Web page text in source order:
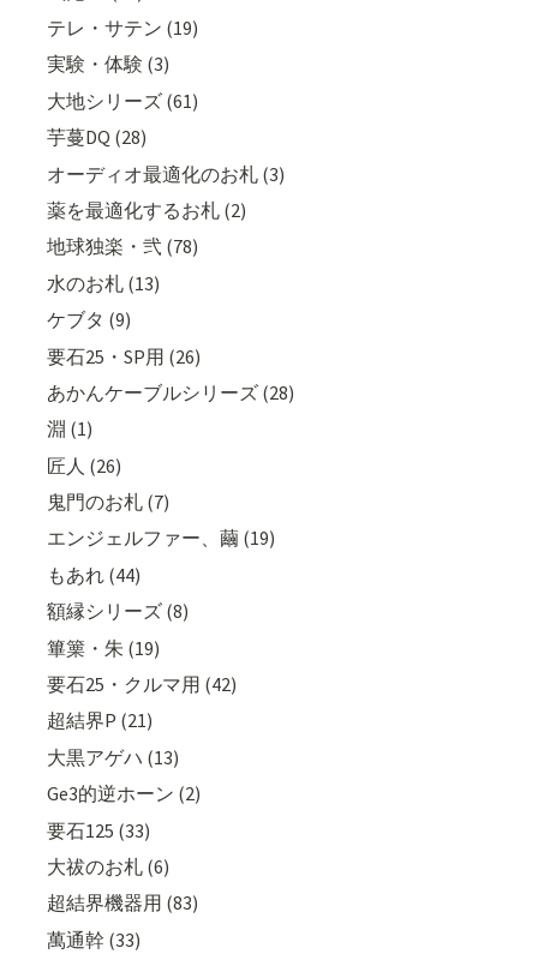
テレ・サテン (19)
実験・体験 (3)
大地シリーズ (61)
芋蔓DQ (28)
オーディオ最適化のお札 (3)
薬を最適化するお札 (2)
地球独楽・弐 (78)
水のお札 (13)
ケブタ (9)
要石25・SP用 (26)
あかんケーブルシリーズ (28)
淵 (1)
匠人 (26)
鬼門のお札 (7)
エンジェルファー、繭 (19)
もあれ (44)
額縁シリーズ (8)
篳篥・朱 (19)
要石25・クルマ用 (42)
超結界P (21)
大黒アゲハ (13)
Ge3的逆ホーン (2)
要石125 (33)
大祓のお札 (6)
超結界機器用 (83)
萬通幹 (33)